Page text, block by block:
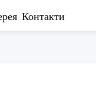
Контакти